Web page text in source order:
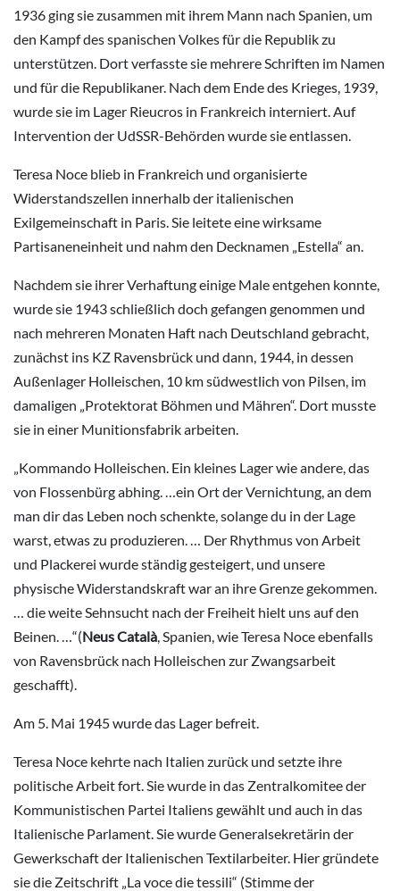
1936 ging sie zusammen mit ihrem Mann nach Spanien, um
den Kampf des spanischen Volkes für die Republik zu
unterstützen. Dort verfasste sie mehrere Schriften im Namen
und für die Republikaner. Nach dem Ende des Krieges, 1939,
wurde sie im Lager Rieucros in Frankreich interniert. Auf
Intervention der UdSSR-Behörden wurde sie entlassen.
Teresa Noce blieb in Frankreich und organisierte
Widerstandszellen innerhalb der italienischen
Exilgemeinschaft in Paris. Sie leitete eine wirksame
Partisaneneinheit und nahm den Decknamen „Estella“ an.
Nachdem sie ihrer Verhaftung einige Male entgehen konnte,
wurde sie 1943 schließlich doch gefangen genommen und
nach mehreren Monaten Haft nach Deutschland gebracht,
zunächst ins KZ Ravensbrück und dann, 1944, in dessen
Außenlager Holleischen, 10 km südwestlich von Pilsen, im
damaligen „Protektorat Böhmen und Mähren“. Dort musste
sie in einer Munitionsfabrik arbeiten.
„Kommando Holleischen. Ein kleines Lager wie andere, das
von Flossenbürg abhing. …ein Ort der Vernichtung, an dem
man dir das Leben noch schenkte, solange du in der Lage
warst, etwas zu produzieren. … Der Rhythmus von Arbeit
und Plackerei wurde ständig gesteigert, und unsere
physische Widerstandskraft war an ihre Grenze gekommen.
… die weite Sehnsucht nach der Freiheit hielt uns auf den
Beinen. …“(Neus Català , Spanien, wie Teresa Noce ebenfalls
von Ravensbrück nach Holleischen zur Zwangsarbeit
geschafft).
Am 5. Mai 1945 wurde das Lager befreit.
Teresa Noce kehrte nach Italien zurück und setzte ihre
politische Arbeit fort. Sie wurde in das Zentralkomitee der
Kommunistischen Partei Italiens gewählt und auch in das
Italienische Parlament. Sie wurde Generalsekretärin der
Gewerkschaft der Italienischen Textilarbeiter. Hier gründete
sie die Zeitschrift „La voce die tessili“ (Stimme der